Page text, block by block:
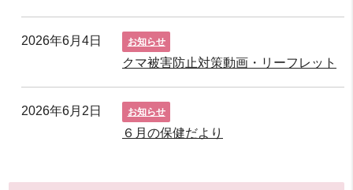
2026年6月4日 お知らせ
クマ被害防止対策動画・リーフレット
2026年6月2日 お知らせ
６月の保健だより